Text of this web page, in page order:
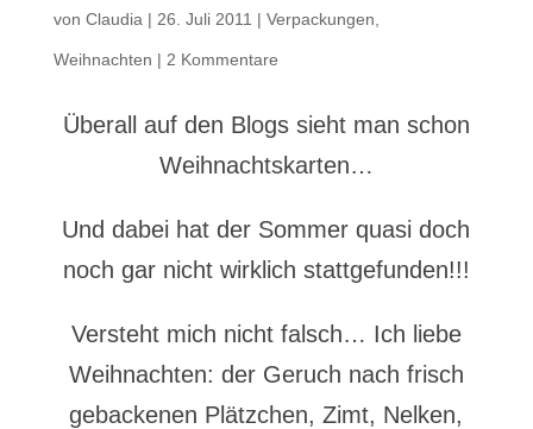
von Claudia | 26. Juli 2011 | Verpackungen
Weihnachten | 2 Kommentare
Überall auf den Blogs sieht man schon
Weihnachtskarten…
Und dabei hat der Sommer quasi doch
noch gar nicht wirklich stattgefunden!!!
Versteht mich nicht falsch… Ich liebe
Weihnachten: der Geruch nach frisch
gebackenen Plätzchen, Zimt, Nelken,